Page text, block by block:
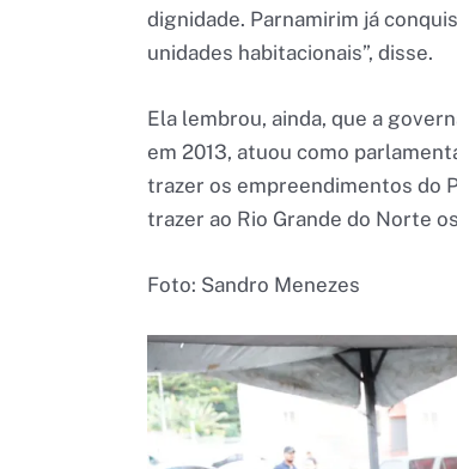
dignidade. Parnamirim já
unidades habitacionais”, disse.
Ela lembrou, ainda, que a
em 2013, atuou como
trazer os empreendimentos do
trazer ao Rio Grande do Norte
Foto: Sandro Menezes